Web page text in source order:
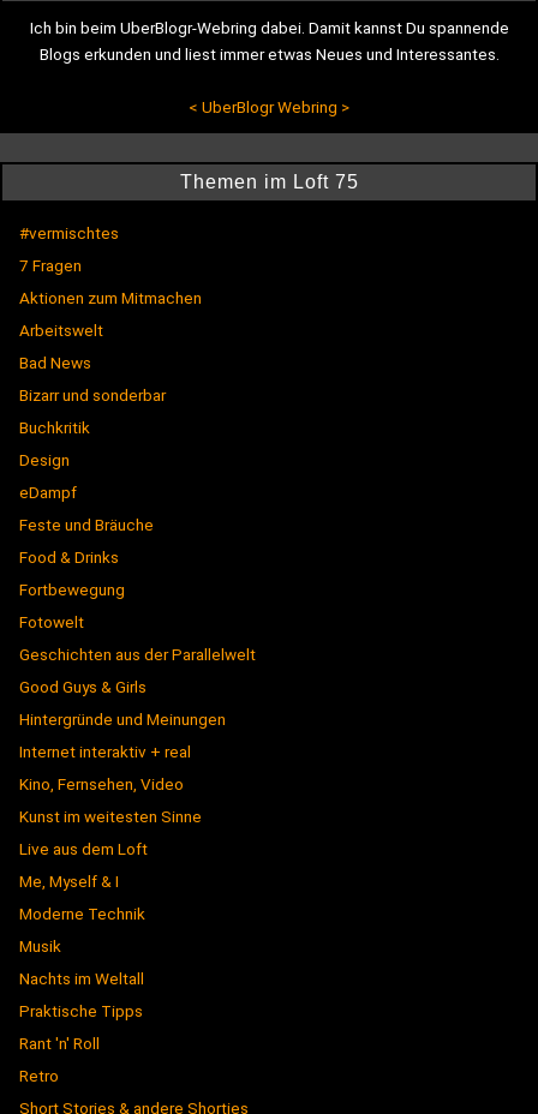
Ich bin beim UberBlogr-Webring dabei. Damit kannst Du spannende
Blogs erkunden und liest immer etwas Neues und Interessantes.
< UberBlogr Webring >
Themen im Loft 75
#vermischtes
7 Fragen
Aktionen zum Mitmachen
Arbeitswelt
Bad News
Bizarr und sonderbar
Buchkritik
Design
eDampf
Feste und Bräuche
Food & Drinks
Fortbewegung
Fotowelt
Geschichten aus der Parallelwelt
Good Guys & Girls
Hintergründe und Meinungen
Internet interaktiv + real
Kino, Fernsehen, Video
Kunst im weitesten Sinne
Live aus dem Loft
Me, Myself & I
Moderne Technik
Musik
Nachts im Weltall
Praktische Tipps
Rant 'n' Roll
Retro
Short Stories & andere Shorties